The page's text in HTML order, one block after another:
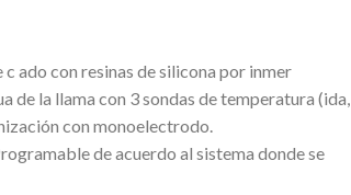
ado con resinas de silicona por inmer
de la llama con 3 sondas de temperatura (ida,
con monoelectrodo.
de acuerdo al sistema donde se